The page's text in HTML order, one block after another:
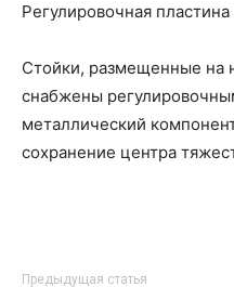
Регулировочная пластина
Стойки, размещенные на
снабжены
металлический
сохранение центра
Предыдущая статья